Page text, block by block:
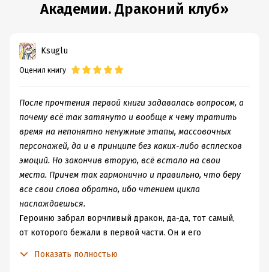
Академии. Драконий клуб»
Ksuglu
Оценил книгу
После прочтения первой книги задавалась вопросом, а
почему всё так затянуто и вообще к чему тратить
время на непонятно ненужные этапы, массовочных
персонажей, да и в принципе без каких-либо всплесков
эмоций. Но закончив вторую, всё встало на свои
места. Причем так гармонично и правильно, что беру
все свои слова обратно, ибо чтением цикла
наслаждаешься.
Героиню забрал ворчливый дракон, да-да, тот самый,
от которого бежали в первой части. Он и его
Показать полностью